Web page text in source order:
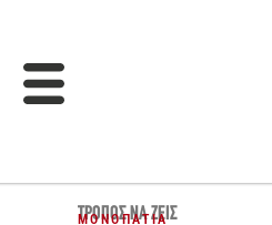
ΤΡΌΠΟΣ ΝΑ ΖΕΙΣ
ΜΟΝΟΠΆΤΙΑ